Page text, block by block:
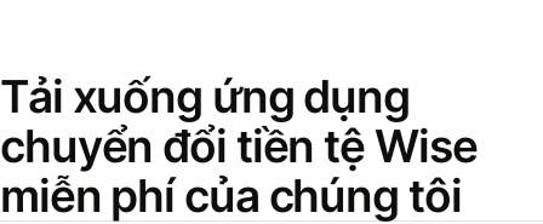
Tải xuống ứng dụng
chuyển đổi tiền tệ Wise
miễn phí của chúng tôi